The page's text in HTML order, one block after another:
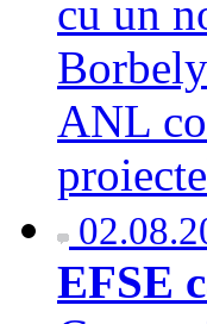
cu un
ANL
EFSE